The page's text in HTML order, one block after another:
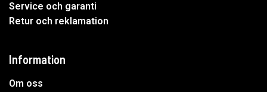
Service och garanti
Retur och reklamation
Information
Om oss